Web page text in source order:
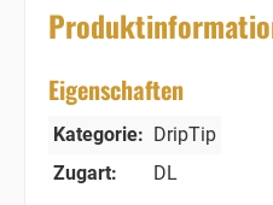
Eigenschaften
Kategorie: DripTip
Zugart:
DL